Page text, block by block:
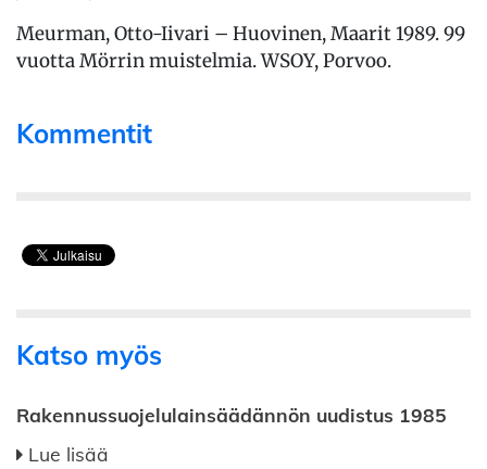
Meurman, Otto-Iivari – Huovinen, Maarit 1989. 99
vuotta Mörrin muistelmia. WSOY, Porvoo.
Kommentit
Katso myös
Rakennussuojelulainsäädännön uudistus 1985
Lue lisää